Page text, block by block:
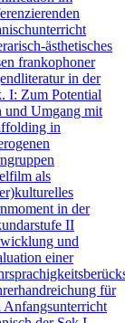
ästhetisches
frankophoner
in der
I: Zum Potential
und Umgang mit
in
als
in der
II
und
einer
für
Anfangsunterricht